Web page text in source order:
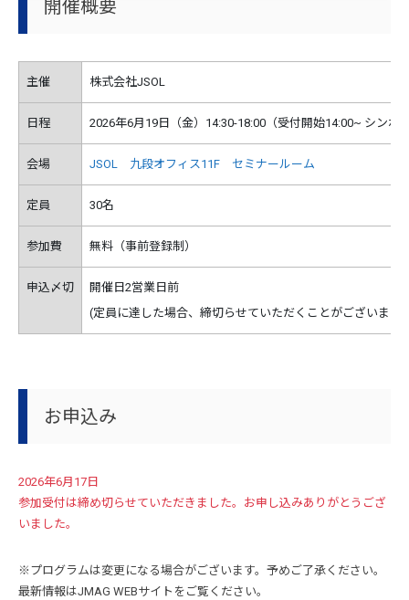
開催概要
主催 株式会社JSOL
日程 2026年6月19日（金）14:30-18:00（受付開始14:00~ シンポ
会場 JSOL 九段オフィス11F セミナールーム
定員 30名
参加費 無料（事前登録制）
申込〆切
開催日2営業日前
(定員に達した場合、締切らせていただくことがございます
お申込み
2026年6月17日
参加受付は締め切らせていただきました。お申し込みありがとうござ
いました。
※プログラムは変更になる場合がございます。予めご了承ください。
最新情報はJMAG WEBサイトをご覧ください。